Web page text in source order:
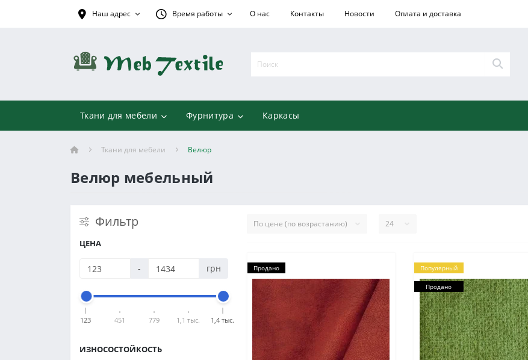
Наш адрес Время работы О нас Контакты Новости Оплата и доставка
Ткани для мебели Фурнитура Каркасы
Ткани для мебели Велюр
Велюр мебельный
Фильтр
ЦЕНА
- грн
123 451 779 1,1 тыс. 1,4 тыс.
ИЗНОСОСТОЙКОСТЬ
Продано Популярный
Продано